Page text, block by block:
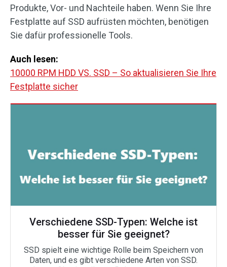
Produkte, Vor- und Nachteile haben. Wenn Sie Ihre
Festplatte auf SSD aufrüsten möchten, benötigen
Sie dafür professionelle Tools.
Auch lesen:
10000 RPM HDD VS. SSD – So aktualisieren Sie Ihre
Festplatte sicher
Verschiedene SSD-Typen: Welche ist
besser für Sie geeignet?
SSD spielt eine wichtige Rolle beim Speichern von
Daten, und es gibt verschiedene Arten von SSD.